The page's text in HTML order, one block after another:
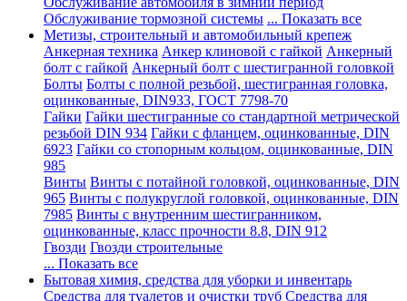
Обслуживание тормозной системы ... Показать все
Метизы, строительный и автомобильный крепеж
Анкерная техника Анкер клиновой с гайкой Анкерный
болт с гайкой Анкерный болт с шестигранной головкой
Болты Болты с полной резьбой, шестигранная головка,
оцинкованные, DIN933, ГОСТ 7798-70
Гайки Гайки шестигранные со стандартной метрической
резьбой DIN 934 Гайки с фланцем, оцинкованные, DIN
6923 Гайки со стопорным кольцом, оцинкованные, DIN
985
Винты Винты с потайной головкой, оцинкованные, DIN
965 Винты с полукруглой головкой, оцинкованные, DIN
7985 Винты с внутренним шестигранником,
оцинкованные, класс прочности 8.8, DIN 912
Гвозди Гвозди строительные
... Показать все
Бытовая химия, средства для уборки и инвентарь
Средства для туалетов и очистки труб Средства для